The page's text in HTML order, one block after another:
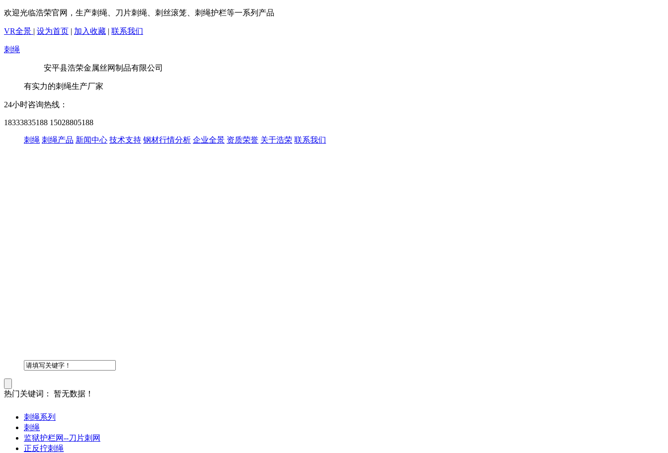
欢迎光临浩荣官网，生产刺绳、刀片刺绳、刺丝滚笼、刺绳护栏等一系列产品
VR全景 | 设为首页 | 加入收藏 | 联系我们
刺绳
安平县浩荣金属丝网制品有限公司
有实力的刺绳生产厂家
24小时咨询热线：
18333835188 15028805188
刺绳 刺绳产品 新闻中心 技术支持 钢材行情分析 企业全景 资质荣誉 关于浩荣 联系我们
热门关键词： 暂无数据！
刺绳系列
刺绳
监狱护栏网--刀片刺网
正反拧刺绳